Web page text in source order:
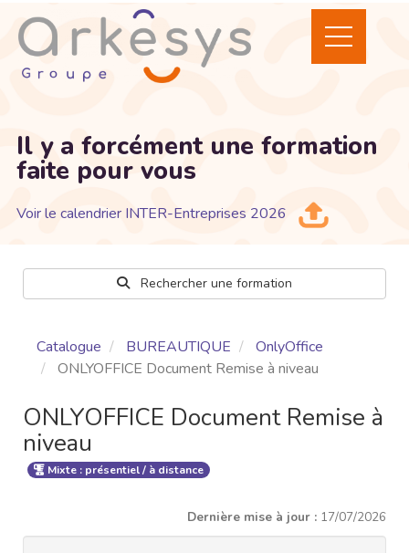
Il y a forcément une formation
faite pour vous
Voir le calendrier INTER-Entreprises 2026
Rechercher une formation
Catalogue BUREAUTIQUE
OnlyOffice
ONLYOFFICE Document Remise à niveau
ONLYOFFICE Document Remise à
niveau
Mixte : présentiel / à distance
Dernière mise à jour : 17/07/2026